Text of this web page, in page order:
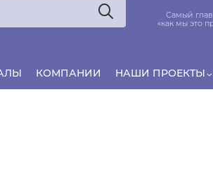
удовольствия,
вокруг…
Самый
«как мы это
КОМПАНИИ НАШИ ПРОЕКТЫ